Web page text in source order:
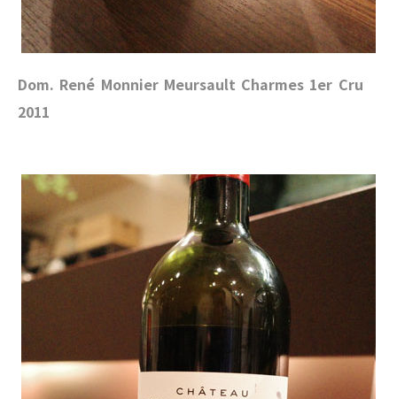
Dom. René Monnier Meursault Charmes 1er Cru
2011